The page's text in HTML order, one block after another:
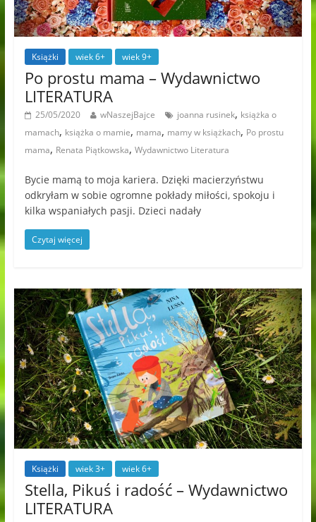
Książki wiek 6+ wiek 9+
Po prostu mama – Wydawnictwo
LITERATURA
25/05/2020 wNaszejBajce joanna rusinek, książka o
mamach, książka o mamie, mama, mamy w książkach, Po prostu
mama, Renata Piątkowska, Wydawnictwo Literatura
Bycie mamą to moja kariera. Dzięki macierzyństwu
odkryłam w sobie ogromne pokłady miłości, spokoju i
kilka wspaniałych pasji. Dzieci nadały
Czytaj więcej
Książki wiek 3+ wiek 6+
Stella, Pikuś i radość – Wydawnictwo
LITERATURA